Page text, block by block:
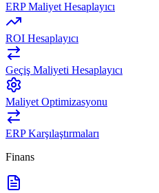
ERP Maliyet Hesaplayıcı
ROI Hesaplayıcı
Geçiş Maliyeti Hesaplayıcı
Maliyet Optimizasyonu
ERP Karşılaştırmaları
Finans